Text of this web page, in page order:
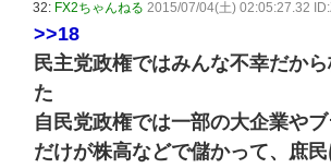
32: FX2ちゃんねる 2015/07/04(土) 02:05:27.32
>>18
民主党政権ではみんな不幸だか
た
自民党政権では一部の大企業や
だけが株高などで儲かって、庶